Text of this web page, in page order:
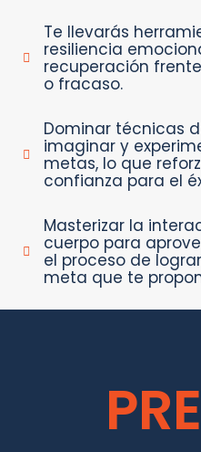
Te llevarás
resiliencia
recuperación
o fracaso.
Dominar técnicas
imaginar y
metas, lo que
confianza para el
Masterizar la
cuerpo para
el proceso de
meta que te